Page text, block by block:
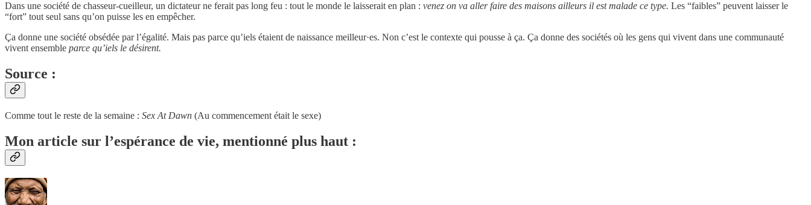
Dans une société de chasseur-cueilleur, un dictateur ne ferait pas long feu : tout le monde le laisserait en plan : venez on va aller faire des maisons ailleurs il est malade ce type. Les “faibles” peuvent laisser le
“fort” tout seul sans qu’on puisse les en empêcher.
Ça donne une société obsédée par l’égalité. Mais pas parce qu’iels étaient de naissance meilleur·es. Non c’est le contexte qui pousse à ça. Ça donne des sociétés où les gens qui vivent dans une communauté
vivent ensemble parce qu’iels le désirent.
Source :
Comme tout le reste de la semaine : Sex At Dawn (Au commencement était le sexe)
Mon article sur l’espérance de vie, mentionné plus haut :